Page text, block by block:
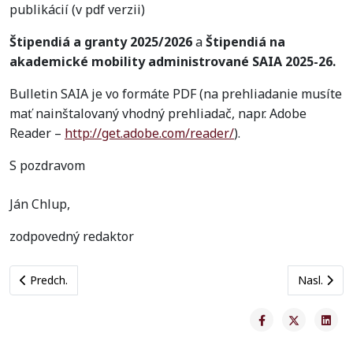
publikácií (v pdf verzii)
Štipendiá a granty 2025/2026aŠtipendiá na
akademické mobility administrované SAIA 2025-26.
Bulletin SAIA je vo formáte PDF (na prehliadanie musíte
mať nainštalovaný vhodný prehliadač, napr. Adobe
Reader – http://get.adobe.com/reader/).
S pozdravom
Ján Chlup,
zodpovedný redaktor
Previous article: Avízo: Bulletin SAIA 1/2025 bol zverejnený na
Predch. Next
Nasl.